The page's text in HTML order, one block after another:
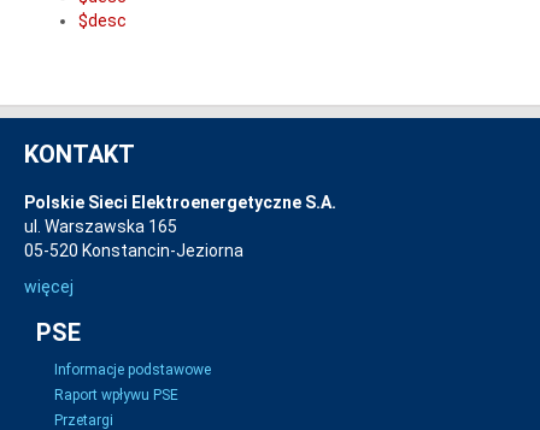
$desc
KONTAKT
Polskie Sieci Elektroenergetyczne S.A.
ul. Warszawska 165
05-520 Konstancin-Jeziorna
więcej
PSE
Informacje podstawowe
Raport wpływu PSE
Przetargi